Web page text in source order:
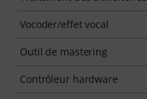
Vocoder/effet vocal
Outil de mastering
Contrôleur hardware